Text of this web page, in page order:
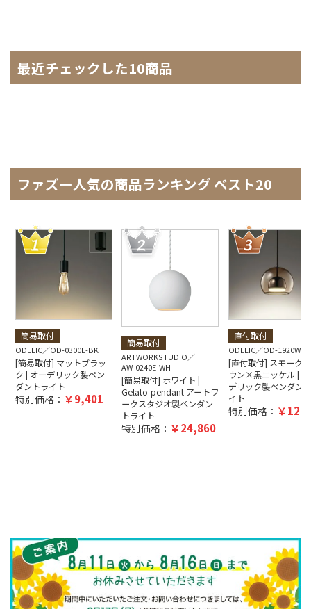
最近チェックした10商品
ファズー人気の商品ランキング ベスト20
簡易取付
ODELIC OD-0300E-BK
[簡易取付] マットブラッ
ク | オーデリック製ペン
ダントライト
特別価格： 9,401
簡易取付
ARTWORKSTUDIO
AW-0240E-WH
[簡易取付] ホワイト |
Gelato-pendant アートワ
ークスタジオ製ペンダン
トライト
特別価格： 24,860
直付取付
ODELIC OD-1920W-
[直付取付] スモーク
ウン×黒ニッケル |
デリック製ペンダン
イト
特別価格：